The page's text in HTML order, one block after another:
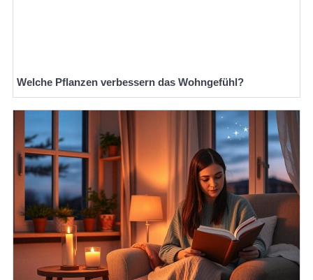
Welche Pflanzen verbessern das Wohngefühl?